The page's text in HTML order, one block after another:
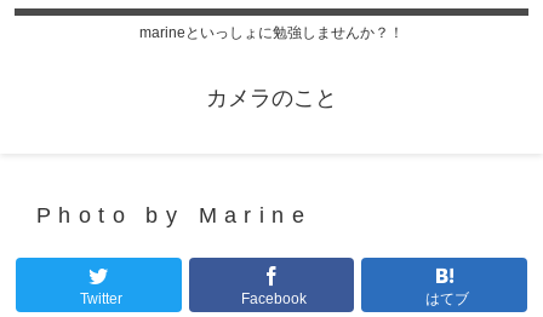
marineといっしょに勉強しませんか？！
カメラのこと
Photo by Marine
Twitter Facebook はてブ